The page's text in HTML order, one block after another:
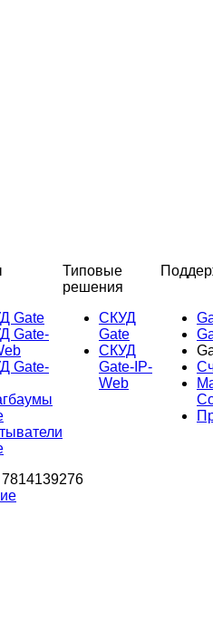
Типовые
решения
Gate
Gate-
Gate-
СКУД
Gate
СКУД
Gate-IP-
Web